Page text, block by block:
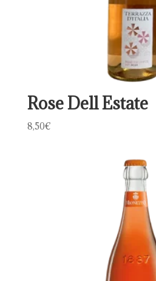
Rose Dell Estate
8,50€